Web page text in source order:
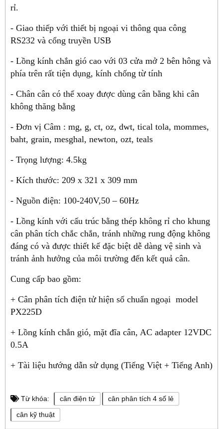
rỉ.
- Giao thiếp với thiết bị ngoại vi thông qua công
RS232 và cổng truyền USB
- Lồng kính chắn gió cao với 03 cửa mở 2 bên hông và
phía trên rất tiện dụng, kính chống từ tính
- Chân cân có thể xoay được dùng cân bằng khi cân
không thăng bằng
- Đơn vị Câm : mg, g, ct, oz, dwt, tical tola, mommes,
baht, grain, mesghal, newton, ozt, teals
- Trọng lượng: 4.5kg
- Kích thước: 209 x 321 x 309 mm
- Nguồn điện: 100-240V,50 – 60Hz
- Lồng kính với cấu trúc bằng thép không rỉ cho khung
cân phân tích chắc chắn, tránh những rung động không
đáng có và được thiết kế đặc biệt dễ dàng vệ sinh và
tránh ảnh hưởng của môi trường đến kết quả cân.
Cung cấp bao gồm:
+ Cân phân tích điện tử hiện số chuẩn ngoại model
PX225D
+ Lồng kính chắn gió, mặt đĩa cân, AC adapter 12VDC
0.5A
+ Tài liệu hướng dẫn sử dụng (Tiếng Việt + Tiếng Anh)
Từ khóa: cân điện tử
cân phân tích 4 số lẻ
cân kỹ thuật